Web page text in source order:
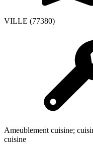
VILLE (77380)
Ameublement cuisine;
cuisine